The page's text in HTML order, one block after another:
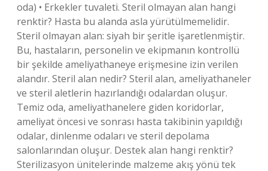
oda) • Erkekler tuvaleti. Steril olmayan alan hangi
renktir? Hasta bu alanda asla yürütülmemelidir.
Steril olmayan alan: siyah bir şeritle işaretlenmiştir.
Bu, hastaların, personelin ve ekipmanın kontrollü
bir şekilde ameliyathaneye erişmesine izin verilen
alandır. Steril alan nedir? Steril alan, ameliyathaneler
ve steril aletlerin hazırlandığı odalardan oluşur.
Temiz oda, ameliyathanelere giden koridorlar,
ameliyat öncesi ve sonrası hasta takibinin yapıldığı
odalar, dinlenme odaları ve steril depolama
salonlarından oluşur. Destek alan hangi renktir?
Sterilizasyon ünitelerinde malzeme akış yönü tek